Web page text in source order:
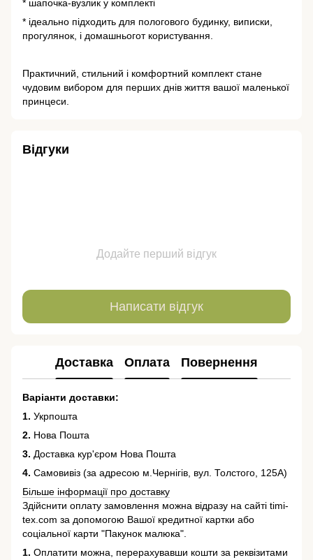
* шапочка-вузлик у комплекті
* ідеально підходить для пологового будинку, виписки,
прогулянок, і домашньогот користування.
Практичний, стильний і комфортний комплект стане
чудовим вибором для перших днів життя вашої маленької
принцеси.
Відгуки
Додайте перший відгук
Написати відгук
Доставка Оплата Повернення
Варіанти доставки:
1. Укрпошта
2. Нова Пошта
3. Доставка кур'єром Нова Пошта
4. Самовивіз (за адресою м.Чернігів, вул. Толстого, 125А)
Більше інформації про доставку
Здійснити оплату замовлення можна відразу на сайті timi-
tex.com за допомогою Вашої кредитної картки або
соціальної карти "Пакунок малюка".
1. Оплатити можна, перерахувавши кошти за реквізитами